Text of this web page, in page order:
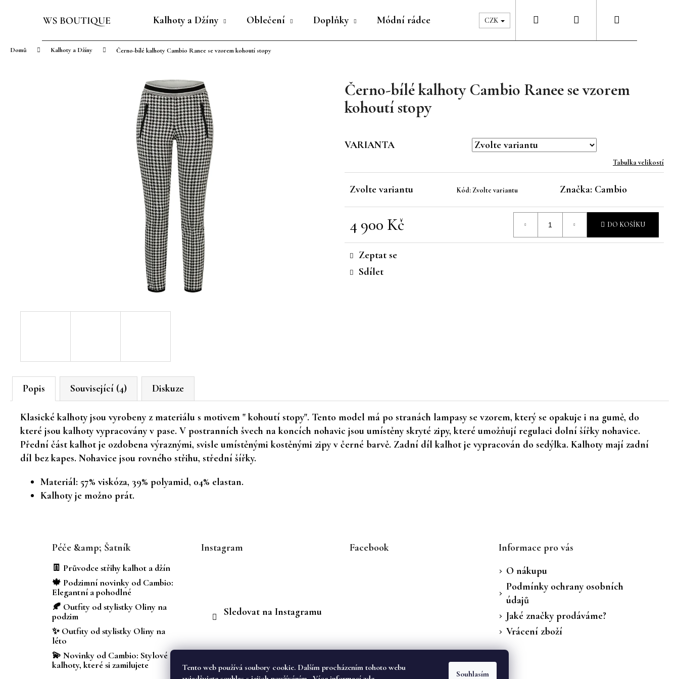
Tento web používá soubory cookie. Dalším procházením tohoto webu
Souhlasím
Kalhoty a Džíny Oblečení Doplňky Módní rádce Péče & Šatník Kontakty
CZK Přihlášení
Domů Kalhoty a Džíny Černo-bílé kalhoty Cambio Ranee se vzorem kohoutí stopy
Černo-bílé kalhoty Cambio Ranee se vzorem
kohoutí stopy
VARIANTA
Tabulka velikostí
Zvolte variantu Kód: Zvolte variantu Značka: Cambio
4 900 Kč
Měrná
cena:
DO KOŠÍKU
Zeptat se
Sdílet
Popis Související (4) Diskuze
Klasické kalhoty jsou vyrobeny z materiálu s motivem " kohoutí stopy". Tento model má po stranách lampasy se vzorem, který se opakuje i na gumě, do
které jsou kalhoty vypracovány v pase. V postranních švech na koncích nohavic jsou umístěny skryté zipy, které umožňují regulaci dolní šířky nohavice.
Přední část kalhot je ozdobena výraznými, svisle umístěnými kostěnými zipy v černé barvě. Zadní díl kalhot je vypracován do sedýlka. Kalhoty mají zadní
díl bez kapes. Nohavice jsou rovného střihu, střední šířky.
Materiál: 57% viskóza, 39% polyamid, 04% elastan.
Kalhoty je možno prát.
Zpět
obchodu
Zpět
obchodu
Co potřebujete najít?
HLEDAT
Péče &amp; Šatník
👖 Průvodce střihy kalhot a džín
🍁 Podzimní novinky od Cambio:
Elegantní a pohodlné
🍂 Outfity od stylistky Oliny na
podzim
✨ Outfity od stylistky Oliny na
léto
💫 Novinky od Cambio: Stylové
kalhoty, které si zamilujete
Instagram
Sledovat na Instagramu
Facebook
Informace pro vás
O nákupu
Podmínky ochrany osobních
údajů
Jaké značky prodáváme?
Vrácení zboží